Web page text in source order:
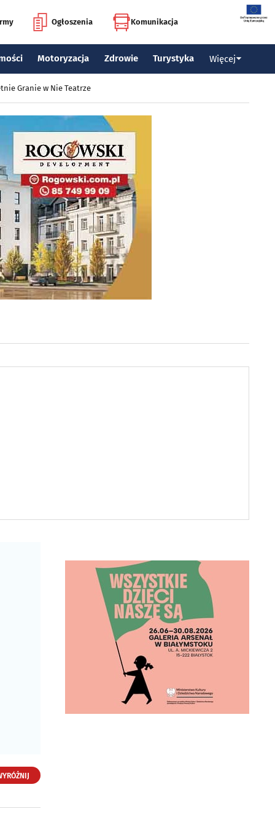
Ogłoszenia Komunikacja
Motoryzacja Zdrowie Turystyka Więcej
Granie w Nie Teatrze
Stomatologia I.
Daniszewska
ul. Młynowa 46 lok. U7
15-404 Białystok